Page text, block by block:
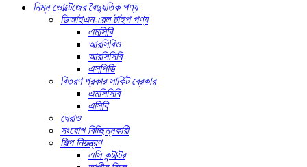
নিম্ন ভোল্টেজের বৈদ্যুতিক পণ্য
ডিআইএন-রেল টাইপ পণ্য
এমসিবি
আরসিবিও
আরসিসিবি
এসপিডি
বিতরণ প্রকার সার্কিট ব্রেকার
এমসিসিবি
এসিবি
ঘেরাও
সংযোগ বিচ্ছিন্নকারী
শিল্প নিয়ন্ত্রণ
এসি কন্টাক্টর